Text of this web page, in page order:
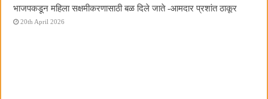
भाजपकडून महिला सक्षमीकरणासाठी बळ दिले जाते -आमदार प्रशांत ठाकूर
20th April 2026